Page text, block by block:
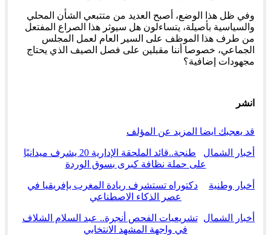
وفي ظل هذا الوضع، أصبح العديد من متتبعي الشأن المحلي
والسياسية بأصيلة، يتساءلون هل سيوثر هذا الصراع المفتعل
من طرف هذا الموظف على السير العام لعمل المجلس
الجماعي، خصوصا أننا مقبلين على فصل الصيف الذي يحتاج
مجهودات إضافية؟
انشر
قد يعجبك ايضا المزيد عن المؤلف
أخبار الشمال
طنجة..قائد الملحقة الإدارية 20 يشرف ميدانيًا
على حملة نظافة كبرى بسوق الوردة
أخبار وطنية
دكتوراه تستشرف ريادة المغرب بإفريقيا في
عصر الذكاء الاصطناعي
أخبار الشمال
تشريعيات الفحص أنجرة.. عبد السلام الشلاف
في واجهة المشهد الانتخابي